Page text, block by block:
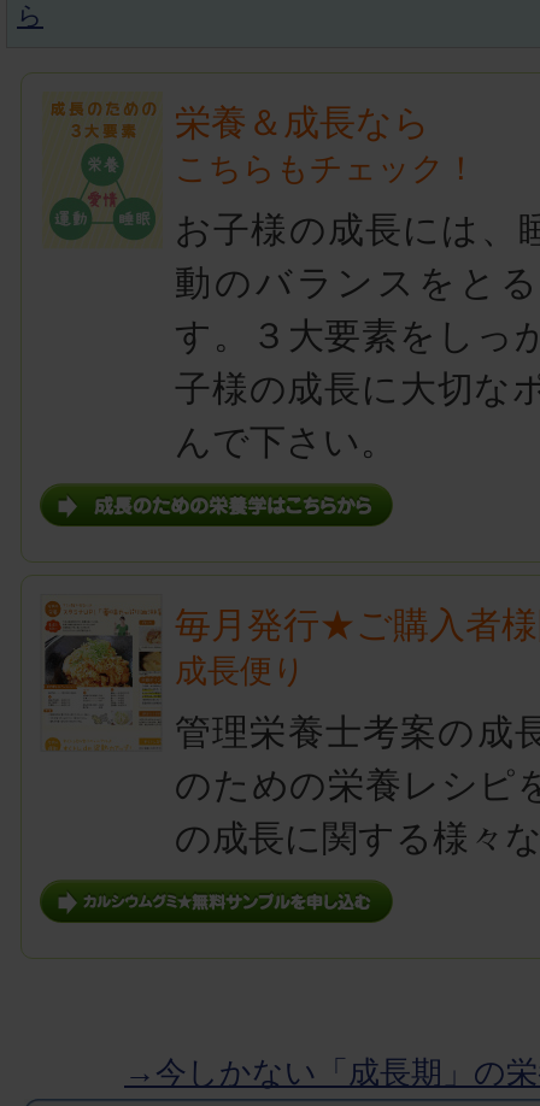
ら
栄養＆成長なら
こちらもチェック！
お子様の成長には、
動のバランスをと
す。３大要素をしっ
子様の成長に大切な
んで下さい。
毎月発行★ご購入者
成長便り
管理栄養士考案の成
のための栄養レシピ
の成長に関する様々
→今しかない「成長期」の